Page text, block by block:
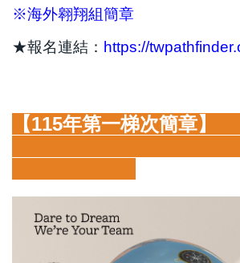
※海外翱翔組簡章
★報名連結： https://
【115年第一梯